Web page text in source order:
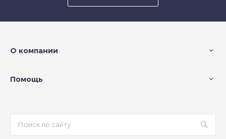
О компании
Помощь